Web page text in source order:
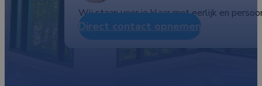
Wij staan voor je klaar met eerlijk en
Direct contact opnemen